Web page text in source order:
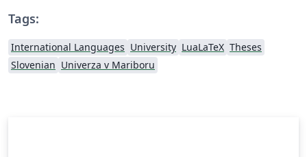
Tags:
International Languages University LuaLaTeX Theses
Slovenian Univerza v Mariboru